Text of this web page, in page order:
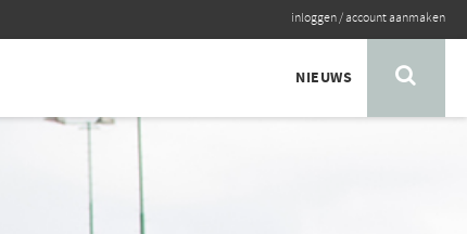
inloggen/account aanmaken
NIEUWS